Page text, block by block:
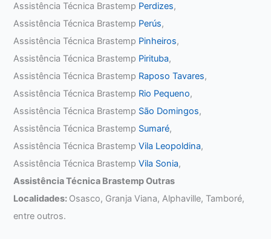
Assistência Técnica Brastemp Perdizes,
Assistência Técnica Brastemp Perús,
Assistência Técnica Brastemp Pinheiros,
Assistência Técnica Brastemp Pirituba,
Assistência Técnica Brastemp Raposo Tavares,
Assistência Técnica Brastemp Rio Pequeno,
Assistência Técnica Brastemp São Domingos,
Assistência Técnica Brastemp Sumaré,
Assistência Técnica BrastempVila Leopoldina,
Assistência Técnica BrastempVila Sonia,
Assistência Técnica Brastemp Outras
Localidades: Osasco, Granja Viana, Alphaville, Tamboré,
entre outros.